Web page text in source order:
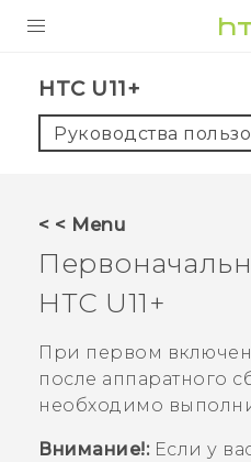
5G
VIVERSE
ПОДДЕРЖКА
HTC U11+‎
Руководства
< < Menu
HTC U11‍+
При первом
после аппаратного
необходимо
Внимание!:Если у